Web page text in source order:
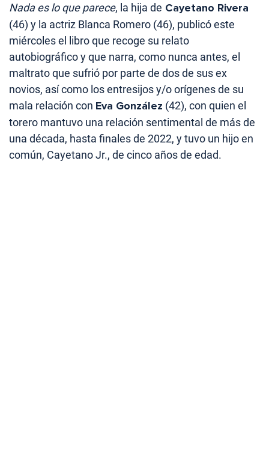
Nada es lo que parece, la hija de Cayetano Rivera
(46) y la actriz Blanca Romero (46), publicó este
miércoles el libro que recoge su relato
autobiográfico y que narra, como nunca antes, el
maltrato que sufrió por parte de dos de sus ex
novios, así como los entresijos y/o orígenes de su
mala relación con Eva González (42), con quien el
torero mantuvo una relación sentimental de más de
una década, hasta finales de 2022, y tuvo un hijo en
común, Cayetano Jr., de cinco años de edad.